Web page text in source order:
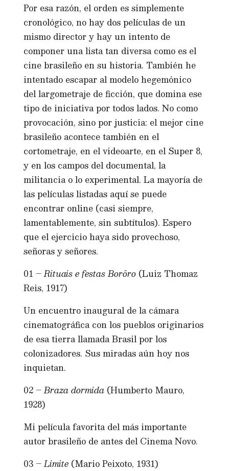
Por esa razón, el orden es simplemente
cronológico, no hay dos películas de un
mismo director y hay un intento de
componer una lista tan diversa como es el
cine brasileño en su historia. También he
intentado escapar al modelo hegemónico
del largometraje de ficción, que domina ese
tipo de iniciativa por todos lados. No como
provocación, sino por justicia: el mejor cine
brasileño acontece también en el
cortometraje, en el videoarte, en el Super 8,
y en los campos del documental, la
militancia o lo experimental. La mayoría de
las películas listadas aquí se puede
encontrar online (casi siempre,
lamentablemente, sin subtítulos). Espero
que el ejercicio haya sido provechoso,
señoras y señores.
01 –Rituais e festas Borôro (Luiz Thomaz
Reis, 1917)
Un encuentro inaugural de la cámara
cinematográfica con los pueblos originarios
de esa tierra llamada Brasil por los
colonizadores. Sus miradas aún hoy nos
inquietan.
02 –Braza dormida (Humberto Mauro,
1928)
Mi película favorita del más importante
autor brasileño de antes del Cinema Novo.
03 –Limite (Mario Peixoto, 1931)